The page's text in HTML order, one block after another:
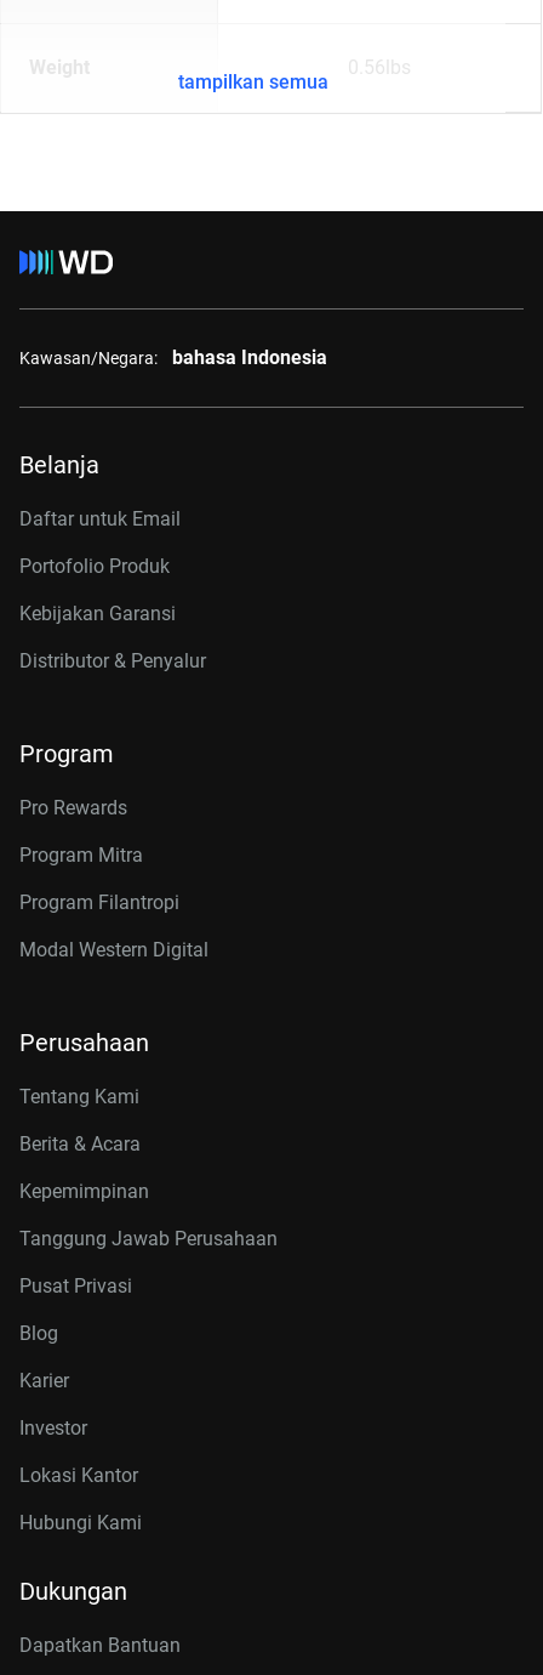
Weight 0.56lbs
tampilkan semua
Kawasan/Negara: bahasa Indonesia
Belanja
Daftar untuk Email
Portofolio Produk
Kebijakan Garansi
Distributor & Penyalur
Program
Pro Rewards
Program Mitra
Program Filantropi
Modal Western Digital
Perusahaan
Tentang Kami
Berita & Acara
Kepemimpinan
Tanggung Jawab Perusahaan
Pusat Privasi
Blog
Karier
Investor
Lokasi Kantor
Hubungi Kami
Dukungan
Dapatkan Bantuan